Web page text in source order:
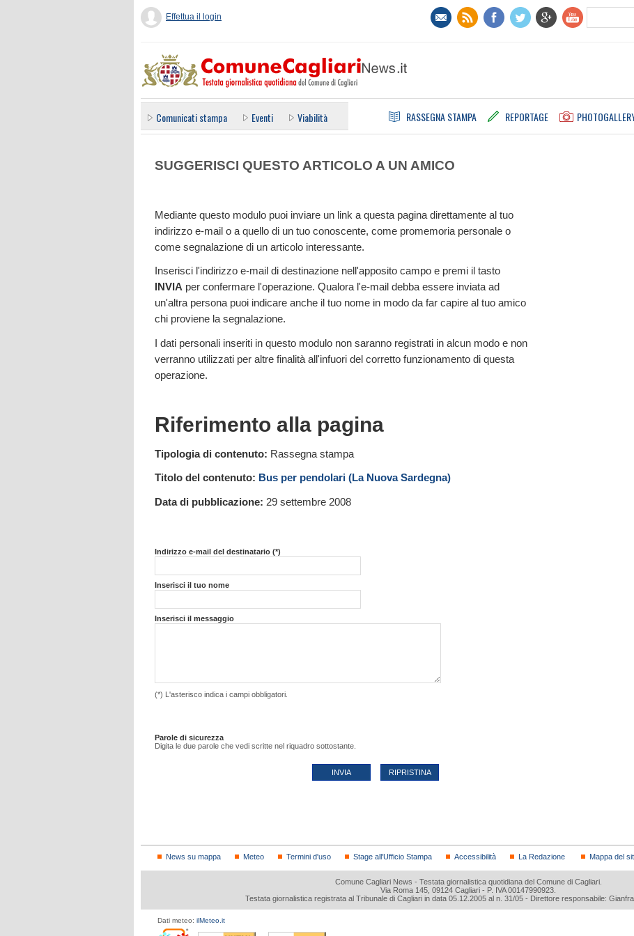
Effettua il login
Comunicati stampa Eventi Viabilità RASSEGNA STAMPA REPORTAGE
SUGGERISCI QUESTO ARTICOLO A UN AMICO
Mediante questo modulo puoi inviare un link a questa pagina direttamente al tuo
indirizzo e-mail o a quello di un tuo conoscente, come promemoria personale o
come segnalazione di un articolo interessante.
Inserisci l'indirizzo e-mail di destinazione nell'apposito campo e premi il tasto
INVIA per confermare l'operazione. Qualora l'e-mail debba essere inviata ad
un'altra persona puoi indicare anche il tuo nome in modo da far capire al tuo amico
chi proviene la segnalazione.
I dati personali inseriti in questo modulo non saranno registrati in alcun modo e non
verranno utilizzati per altre finalità all'infuori del corretto funzionamento di questa
operazione.
Riferimento alla pagina
Tipologia di contenuto: Rassegna stampa
Titolo del contenuto: Bus per pendolari (La Nuova Sardegna)
Data di pubblicazione: 29 settembre 2008
Indirizzo e-mail del destinatario (*)
Inserisci il tuo nome
Inserisci il messaggio
(*) L'asterisco indica i campi obbligatori.
Parole di sicurezza
Digita le due parole che vedi scritte nel riquadro sottostante.
News su mappa Meteo Termini d'uso Stage all'Ufficio Stampa Accessibilità La Redazione Mappa del
Comune Cagliari News - Testata giornalistica quotidiana del Comune di Cagliari.
Via Roma 145, 09124 Cagliari - P. IVA 00147990923.
Testata giornalistica registrata al Tribunale di Cagliari in data 05.12.2005 al n. 31/05 - Direttore responsabile:
Dati meteo: ilMeteo.it